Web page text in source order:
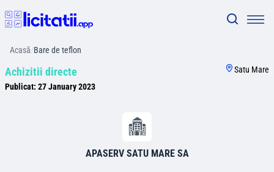
Acasă/Bare de teflon
Achizitii directe
Publicat: 27 January 2023
Satu Mare
APASERV SATU MARE SA